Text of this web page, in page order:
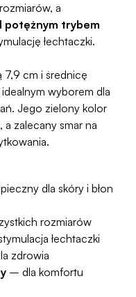
a
potężnym trybem
łechtaczki.
7,9 cm i średnicę
wyborem dla
Jego zielony kolor
zalecany smar na
dla skóry i błon
rozmiarów
łechtaczki
zdrowia
– dla komfortu